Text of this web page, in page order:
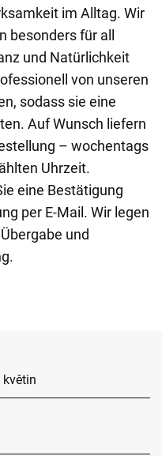
im Alltag. Wir
besonders für all
und Natürlichkeit
von unseren
sodass sie eine
Auf Wunsch liefern
– wochentags
Uhrzeit.
eine Bestätigung
per E-Mail. Wir legen
und
květin